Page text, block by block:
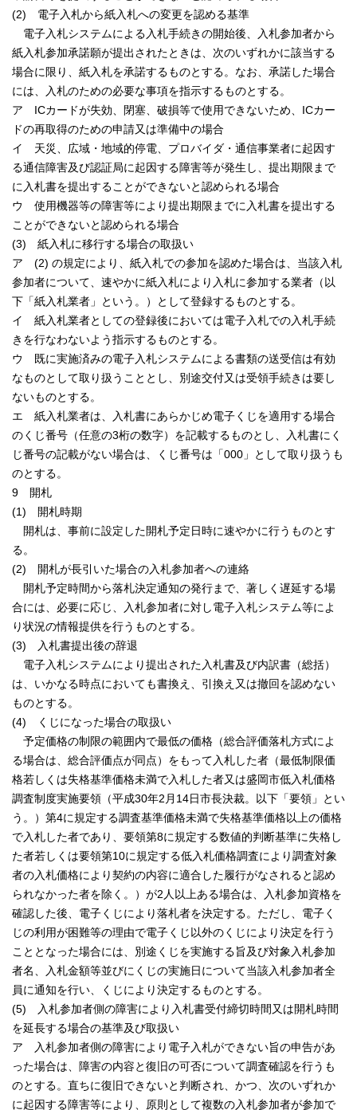
(2) 電子入札から紙入札への変更を認める基準
電子入札システムによる入札手続きの開始後、入札参加者から
紙入札参加承諾願が提出されたときは、次のいずれかに該当する
場合に限り、紙入札を承諾するものとする。なお、承諾した場合
には、入札のための必要な事項を指示するものとする。
ア ICカードが失効、閉塞、破損等で使用できないため、ICカー
ドの再取得のための申請又は準備中の場合
イ 天災、広域・地域的停電、プロバイダ・通信事業者に起因す
る通信障害及び認証局に起因する障害等が発生し、提出期限まで
に入札書を提出することができないと認められる場合
ウ 使用機器等の障害等により提出期限までに入札書を提出する
ことができないと認められる場合
(3) 紙入札に移行する場合の取扱い
ア (2) の規定により、紙入札での参加を認めた場合は、当該入札
参加者について、速やかに紙入札により入札に参加する業者（以
下「紙入札業者」という。）として登録するものとする。
イ 紙入札業者としての登録後においては電子入札での入札手続
きを行なわないよう指示するものとする。
ウ 既に実施済みの電子入札システムによる書類の送受信は有効
なものとして取り扱うこととし、別途交付又は受領手続きは要し
ないものとする。
エ 紙入札業者は、入札書にあらかじめ電子くじを適用する場合
のくじ番号（任意の3桁の数字）を記載するものとし、入札書にく
じ番号の記載がない場合は、くじ番号は「000」として取り扱うも
のとする。
9 開札
(1) 開札時期
開札は、事前に設定した開札予定日時に速やかに行うものとす
る。
(2) 開札が長引いた場合の入札参加者への連絡
開札予定時間から落札決定通知の発行まで、著しく遅延する場
合には、必要に応じ、入札参加者に対し電子入札システム等によ
り状況の情報提供を行うものとする。
(3) 入札書提出後の辞退
電子入札システムにより提出された入札書及び内訳書（総括）
は、いかなる時点においても書換え、引換え又は撤回を認めない
ものとする。
(4) くじになった場合の取扱い
予定価格の制限の範囲内で最低の価格（総合評価落札方式によ
る場合は、総合評価点が同点）をもって入札した者（最低制限価
格若しくは失格基準価格未満で入札した者又は盛岡市低入札価格
調査制度実施要領（平成30年2月14日市長決裁。以下「要領」とい
う。）第4に規定する調査基準価格未満で失格基準価格以上の価格
で入札した者であり、要領第8に規定する数値的判断基準に失格し
た者若しくは要領第10に規定する低入札価格調査により調査対象
者の入札価格により契約の内容に適合した履行がなされると認め
られなかった者を除く。）が2人以上ある場合は、入札参加資格を
確認した後、電子くじにより落札者を決定する。ただし、電子く
じの利用が困難等の理由で電子くじ以外のくじにより決定を行う
こととなった場合には、別途くじを実施する旨及び対象入札参加
者名、入札金額等並びにくじの実施日について当該入札参加者全
員に通知を行い、くじにより決定するものとする。
(5) 入札参加者側の障害により入札書受付締切時間又は開札時間
を延長する場合の基準及び取扱い
ア 入札参加者側の障害により電子入札ができない旨の申告があ
った場合は、障害の内容と復旧の可否について調査確認を行うも
のとする。直ちに復旧できないと判断され、かつ、次のいずれか
に起因する障害等により、原則として複数の入札参加者が参加で